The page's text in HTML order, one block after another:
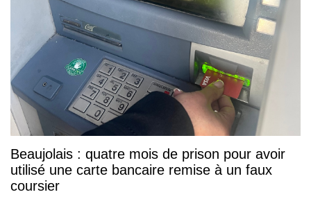
Beaujolais : quatre mois de prison pour avoir
utilisé une carte bancaire remise à un faux
coursier